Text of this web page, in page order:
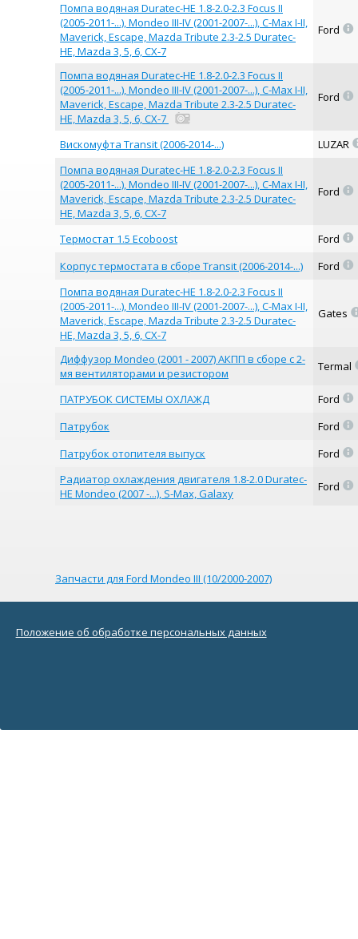
Помпа водяная Duratec-HE 1.8-2.0-2.3 Focus II
(2005-2011-...), Mondeo III-IV (2001-2007-...), C-Max I-II,
Maverick, Escape, Mazda Tribute 2.3-2.5 Duratec-
HE, Mazda 3, 5, 6, CX-7
Ford =
Помпа водяная Duratec-HE 1.8-2.0-2.3 Focus II
(2005-2011-...), Mondeo III-IV (2001-2007-...), C-Max I-II,
Maverick, Escape, Mazda Tribute 2.3-2.5 Duratec-
HE, Mazda 3, 5, 6, CX-7
Ford =
Вискомуфта Transit (2006-2014-...) LUZAR
Помпа водяная Duratec-HE 1.8-2.0-2.3 Focus II
(2005-2011-...), Mondeo III-IV (2001-2007-...), C-Max I-II,
Maverick, Escape, Mazda Tribute 2.3-2.5 Duratec-
HE, Mazda 3, 5, 6, CX-7
Ford =
Термостат 1.5 Ecoboost Ford =
Корпус термостата в сборе Transit (2006-2014-...) Ford =
Помпа водяная Duratec-HE 1.8-2.0-2.3 Focus II
(2005-2011-...), Mondeo III-IV (2001-2007-...), C-Max I-II,
Maverick, Escape, Mazda Tribute 2.3-2.5 Duratec-
HE, Mazda 3, 5, 6, CX-7
Gates
Диффузор Mondeo (2001 - 2007) АКПП в сборе с 2-
мя вентиляторами и резистором
Termal
ПАТРУБОК СИСТЕМЫ ОХЛАЖД Ford =
Патрубок Ford =
Патрубок отопителя выпуск Ford =
Радиатор охлаждения двигателя 1.8-2.0 Duratec-
HE Mondeo (2007 -...), S-Max, Galaxy
Ford =
Запчасти для Ford Mondeo III (10/2000-2007)
Положение об обработке персональных данных